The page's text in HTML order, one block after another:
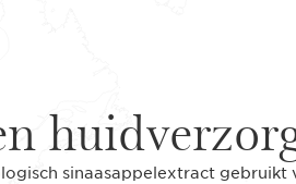
sinaasappelextract gebruikt